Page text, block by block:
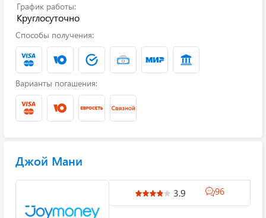
График работы:
Круглосуточно
Способы получения:
Варианты погашения:
Джой Мани
3.9 96